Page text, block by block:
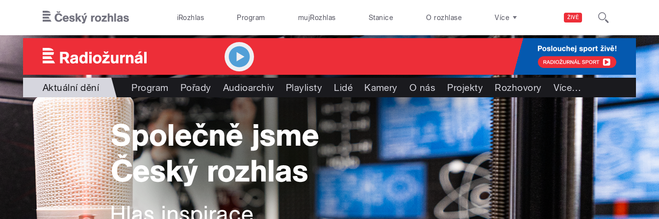
ŽIVĚ
iRozhlas Program mujRozhlas Stanice O rozhlase Více
Aktuální dění Program Pořady Audioarchiv Playlisty Lidé Kamery O nás Projekty Rozhovory Více…